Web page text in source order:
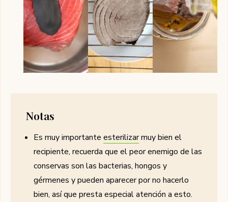
Notas
Es muy importante esterilizarmuy bien el
recipiente, recuerda que el peor enemigo de las
conservas son las bacterias, hongos y
gérmenes y pueden aparecer por no hacerlo
bien, así que presta especial atención a esto.